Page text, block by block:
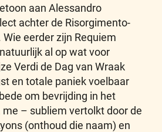
aan Alessandro
achter de Risorgimento-
eerder zijn Requiem
al op wat voor
Verdi de Dag van Wraak
en totale paniek voelbaar
om bevrijding in het
– subliem vertolkt door de
(onthoud die naam) en